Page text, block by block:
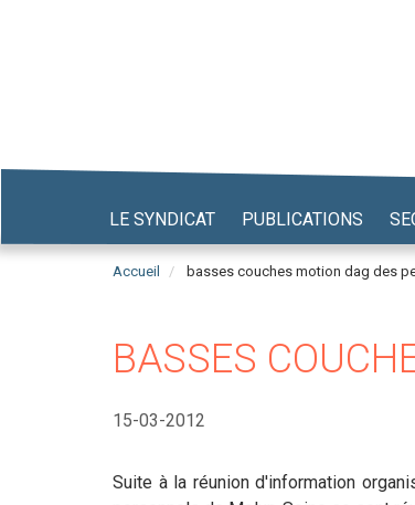
LE SYNDICAT PUBLICATIONS
Accueil basses couches motion dag des
BASSES
15-03-2012
Suite à la réunion d'information